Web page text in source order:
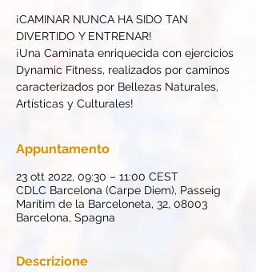
¡CAMINAR NUNCA HA SIDO TAN
DIVERTIDO Y ENTRENAR!
¡Una Caminata enriquecida con ejercicios
Dynamic Fitness, realizados por caminos
caracterizados por Bellezas Naturales,
Artísticas y Culturales!
Appuntamento
23 ott 2022, 09:30 – 11:00 CEST
CDLC Barcelona (Carpe Diem), Passeig
Marítim de la Barceloneta, 32, 08003
Barcelona, Spagna
Descrizione